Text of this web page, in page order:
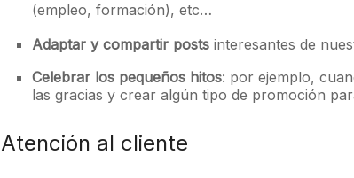
(empleo, formación), etc…
Adaptar y compartir posts interesantes de
Celebrar los pequeños hitos: por ejemplo,
las gracias y crear algún tipo de promoción
Atención al cliente